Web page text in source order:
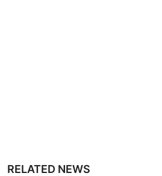
RELATED NEWS